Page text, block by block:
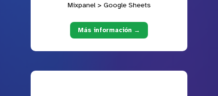
Mixpanel > Google Sheets
Más información →